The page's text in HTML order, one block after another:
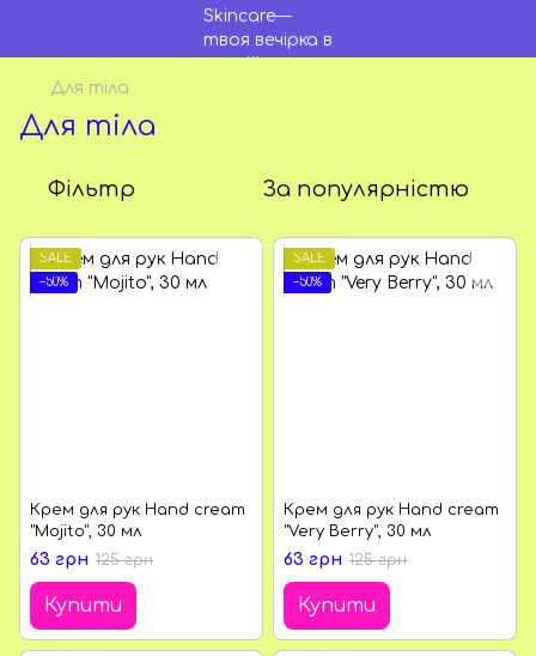
Для тіла
Для тіла
Фільтр За популярністю
SALE
−50%
Крем для рук Hand cream
"Mojito", 30 мл
63 грн 125 грн
Купити
SALE
−50%
Крем для рук Hand cream
"Very Berry", 30 мл
63 грн 125 грн
Купити